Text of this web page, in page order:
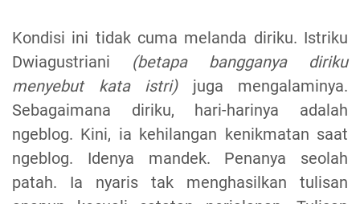
Kondisi ini tidak cuma melanda diriku. Istriku
Dwiagustriani (betapa bangganya diriku
menyebut kata istri)juga mengalaminya.
Sebagaimana diriku, hari-harinya adalah
ngeblog. Kini, ia kehilangan kenikmatan saat
ngeblog. Idenya mandek. Penanya seolah
patah. Ia nyaris tak menghasilkan tulisan